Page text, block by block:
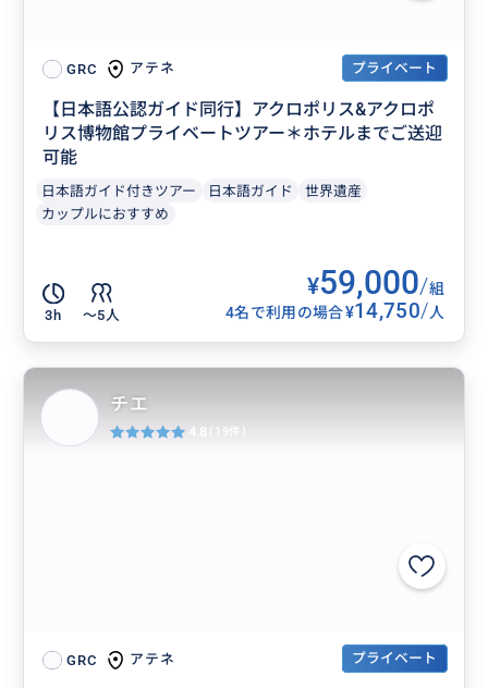
GRC アテネ プライベート
【日本語公認ガイド同行】アクロポリス&アクロポ
リス博物館プライベートツアー＊ホテルまでご送迎
可能
日本語ガイド付きツアー 日本語ガイド
世界遺産
カップルにおすすめ
3h 〜5人
¥59,000/組
4名で利用の場合¥14,750/人
GRC アテネ プライベート
チエ
4.8 (19件)